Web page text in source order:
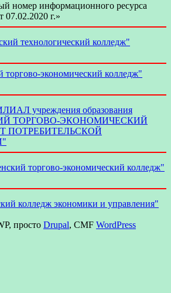
номер информационного ресурса
07.02.2020 г.»
технологический колледж"
экономический колледж"
учреждения образования
ТОРГОВО-ЭКОНОМИЧЕСКИЙ
ПОТРЕБИТЕЛЬСКОЙ
торгово-экономический колледж"
колледж экономики и управления"
просто Drupal, CMF WordPress